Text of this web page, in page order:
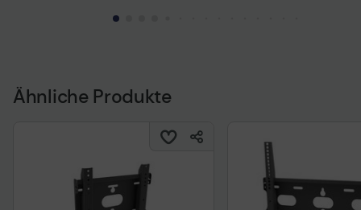
Ähnliche Produkte